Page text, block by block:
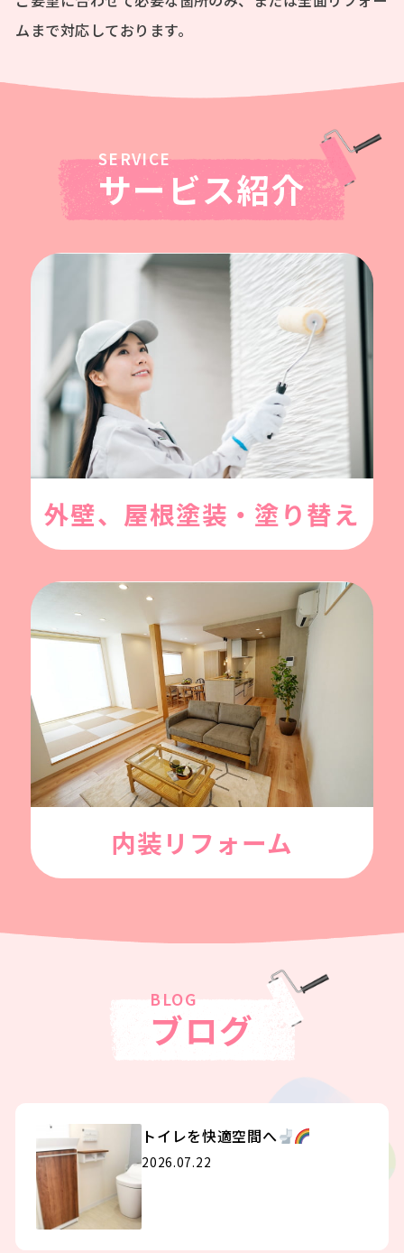
ムまで対応しております。
サービス紹介
外壁、屋根塗装・塗り替え
内装リフォーム
ブログ
トイレを快適空間へ
2026.07.22